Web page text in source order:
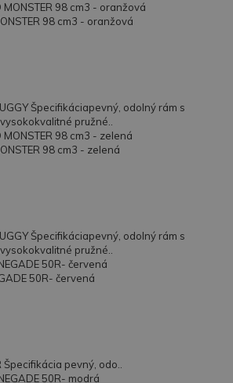
98 cm3 - oranžová
Špecifikáciapevný, odolný rám s
pružné..
98 cm3 - zelená
Špecifikáciapevný, odolný rám s
pružné..
50R- červená
Špecifikácia pevný, odo..